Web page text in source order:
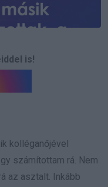
is!
kolléganőjével
számítottam rá. Nem
az asztalt. Inkább